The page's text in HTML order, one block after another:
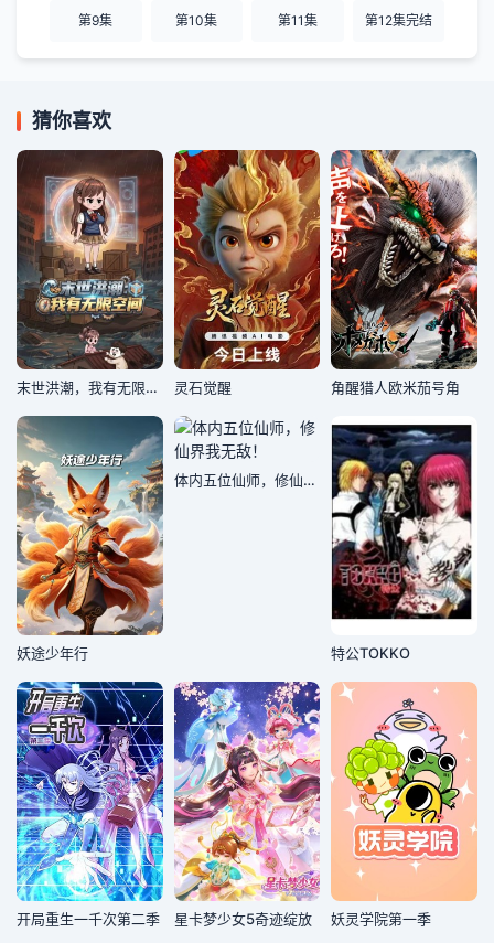
第9集 第10集 第11集 第12集完结
猜你喜欢
末世洪潮，我有无限空间 灵石觉醒 角醒猎人欧米茄号角
妖途少年行
体内五位仙师，修仙界我无敌！
特公TOKKO
开局重生一千次第二季 星卡梦少女5奇迹绽放 妖灵学院第一季